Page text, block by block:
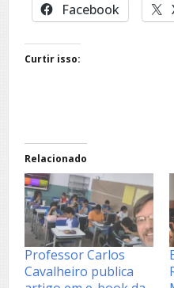
Facebook
Curtir isso:
Relacionado
Professor Carlos
Cavalheiro publica